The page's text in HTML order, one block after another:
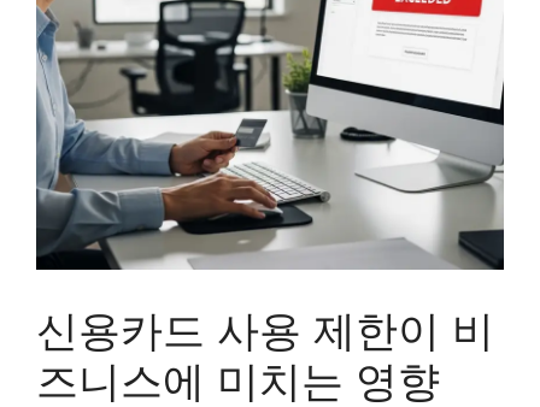
신용카드 사용 제한이 비
즈니스에 미치는 영향